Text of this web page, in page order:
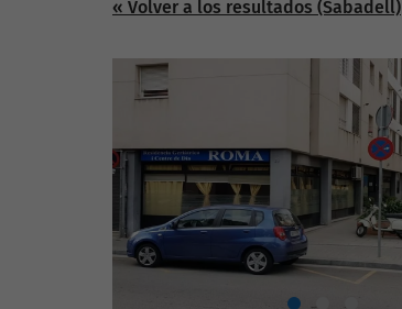
« Volver a los resultados (Sabadell)